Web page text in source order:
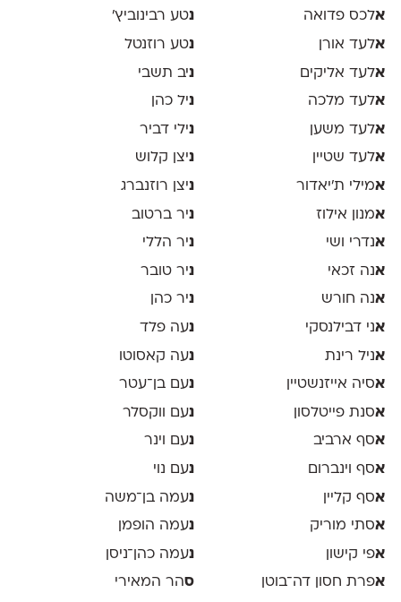
אלכס פדואה
אלעד אורן
אלעד אליקים
אלעד מלכה
אלעד משען
אלעד שטיין
אמילי ת׳יאדור
אמנון אילוז
אנדרי ושי
אנה זכאי
אנה חורש
אני דבילנסקי
אניל רינת
אסיה אייזנשטיין
אסנת פייטלסון
אסף ארביב
אסף וינברום
אסף קליין
אסתי מוריק
אפי קישון
אפרת חסון דה־בוטן
נטע רבינוביץ׳
נטע רוזנטל
ניב תשבי
ניל כהן
נילי דביר
ניצן קלוש
ניצן רוזנברג
ניר ברטוב
ניר הללי
ניר טובר
ניר כהן
נעה פלד
נעה קאסוטו
נעם בן־עטר
נעם ווקסלר
נעם וינר
נעם נוי
נעמה בן־משה
נעמה הופמן
נעמה כהן־ניסן
סהר המאירי